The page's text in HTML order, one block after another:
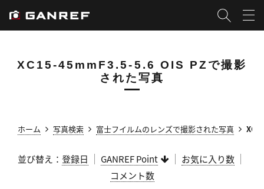
XC15-45mmF3.5-5.6 OIS PZで撮影
された写真
ホーム 写真検索 富士フイルムのレンズで撮影された写真
並び替え： 登録日 GANREF Point
お気に入り数
コメント数